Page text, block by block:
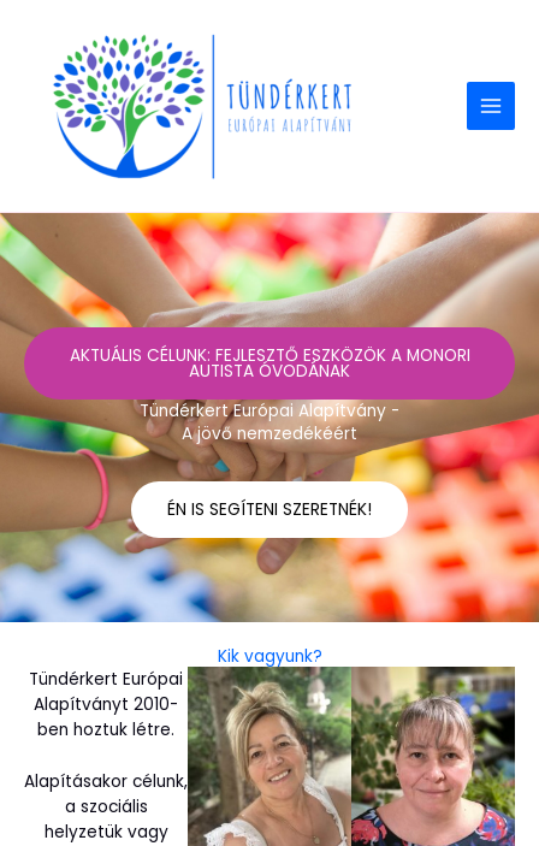
content
AKTUÁLIS CÉLUNK: FEJLESZTŐ ESZKÖZÖK A MONORI
AUTISTA ÓVODÁNAK
Tündérkert Európai Alapítvány -
A jövő nemzedékéért
ÉN IS SEGÍTENI SZERETNÉK!
Kik vagyunk?
Tündérkert Európai
Alapítványt 2010-
ben hoztuk létre.
Alapításakor célunk,
a szociális
helyzetük vagy